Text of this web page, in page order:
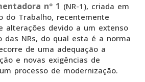
nº 1 (NR-1), criada em
do Trabalho, recentemente
alterações devido a um extenso
das NRs, do qual esta é a norma
de uma adequação a
e novas exigências de
processo de modernização.